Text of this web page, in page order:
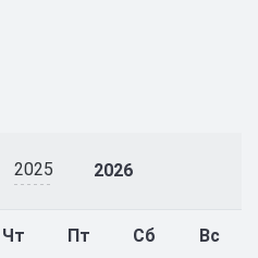
2025 2026
Чт Пт Сб Вс